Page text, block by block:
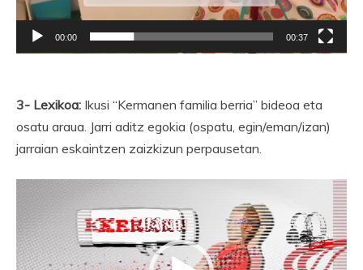
00:00 00:37
3- Lexikoa: Ikusi “Kermanen familia berria” bideoa eta
osatu araua. Jarri aditz egokia (ospatu, egin/eman/izan)
jarraian eskaintzen zaizkizun perpausetan.
Bideo
erreproduzigailua